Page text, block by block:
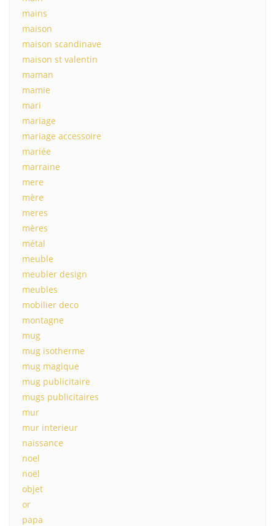
mains
maison
maison scandinave
maison st valentin
maman
mamie
mari
mariage
mariage accessoire
mariée
marraine
mere
mère
meres
mères
métal
meuble
meubler design
meubles
mobilier deco
montagne
mug
mug isotherme
mug magique
mug publicitaire
mugs publicitaires
mur
mur interieur
naissance
noel
noël
objet
or
papa